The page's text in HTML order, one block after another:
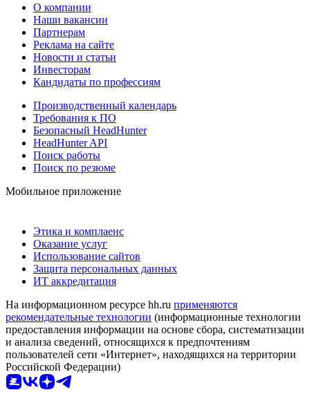
О компании
Наши вакансии
Партнерам
Реклама на сайте
Новости и статьи
Инвесторам
Кандидаты по профессиям
Производственный календарь
Требования к ПО
Безопасный HeadHunter
HeadHunter API
Поиск работы
Поиск по резюме
Мобильное приложение
Этика и комплаенс
Оказание услуг
Использование сайтов
Защита персональных данных
ИТ аккредитация
На информационном ресурсе hh.ru применяются
рекомендательные технологии (информационные технологии
предоставления информации на основе сбора, систематизации
и анализа сведений, относящихся к предпочтениям
пользователей сети «Интернет», находящихся на территории
Российской Федерации)